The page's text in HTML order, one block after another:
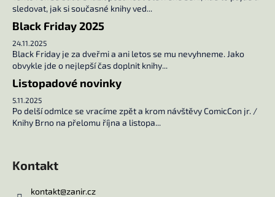
y
i
sledovat, jak si současné knihy ved...
Black Friday 2025
24.11.2025
Black Friday je za dveřmi a ani letos se mu nevyhneme. Jako
obvykle jde o nejlepší čas doplnit knihy...
Listopadové novinky
5.11.2025
Po delší odmlce se vracíme zpět a krom návštěvy ComicCon jr. /
Knihy Brno na přelomu října a listopa...
Kontakt
kontakt@zanir.cz